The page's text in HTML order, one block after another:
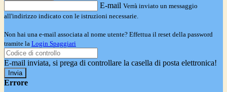
E-mail Verrà inviato un messaggio
all'indirizzo indicato con le istruzioni necessarie.
Non hai una e-mail associata al nome utente? Effettua il reset della password
tramite la Login Spaggiari
E-mail inviata, si prega di controllare la casella di posta elettronica!
Errore